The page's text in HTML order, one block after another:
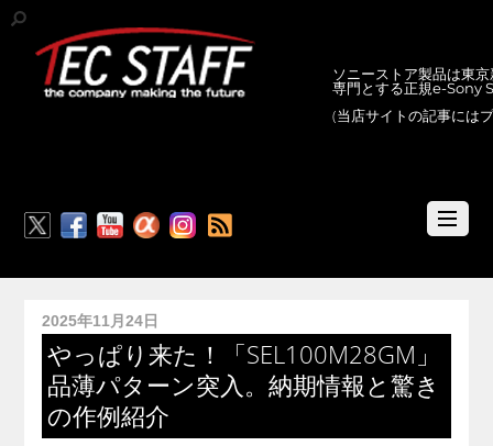
ソニーストア製品は東
専門とする正規e-Sony
(当店サイトの記事には
2025年11月24日
やっぱり来た！「SEL100M28GM」
品薄パターン突入。納期情報と驚き
の作例紹介